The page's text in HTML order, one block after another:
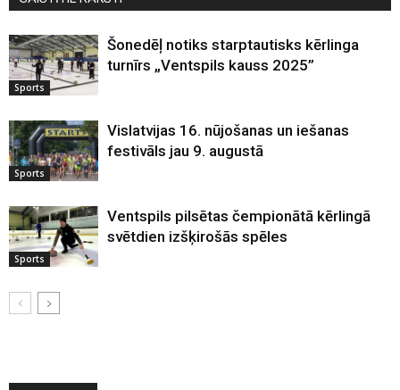
Sports
Šonedēļ notiks starptautisks kērlinga
turnīrs „Ventspils kauss 2025”
Sports
Vislatvijas 16. nūjošanas un iešanas
festivāls jau 9. augustā
Sports
Ventspils pilsētas čempionātā kērlingā
svētdien izšķirošās spēles